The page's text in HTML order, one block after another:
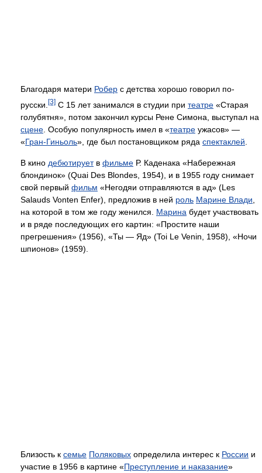
Благодаря матери Робер с детства хорошо говорил по-
русски. [3] С 15 лет занимался в студии при театре «Старая
голубятня», потом закончил курсы Рене Симона, выступал на
сцене . Особую популярность имел в «театре ужасов» —
«Гран-Гиньоль», где был постановщиком ряда спектаклей
В кино дебютируетв фильме Р. Каденака «Набережная
блондинок» (Quai Des Blondes, 1954), и в 1955 году снимает
свой первый фильм «Негодяи отправляются в ад» (Les
Salauds Vonten Enfer), предложив в ней роль Марине Влади
на которой в том же году женился. Марина будет участвовать
и в ряде последующих его картин: «Простите наши
прегрешения» (1956), «Ты — Яд» (Toi Le Venin, 1958), «Ночи
шпионов» (1959).
Близость к семье Поляковых определила интерес к России и
участие в 1956 в картине «Преступление и наказание»